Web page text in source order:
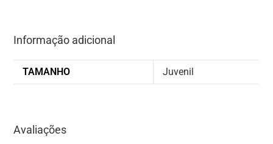
Informação adicional
TAMANHO Juvenil
Avaliações